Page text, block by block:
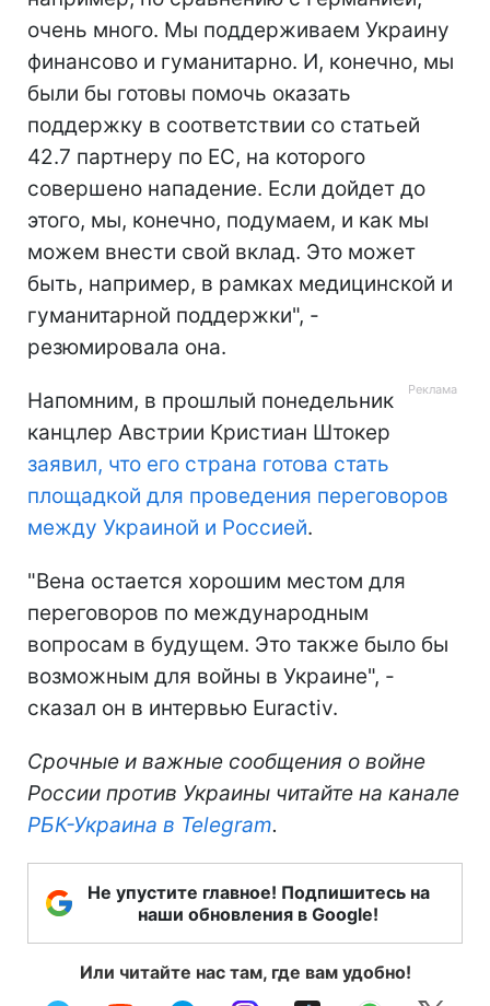
очень много. Мы поддерживаем Украину
финансово и гуманитарно. И, конечно, мы
были бы готовы помочь оказать
поддержку в соответствии со статьей
42.7 партнеру по ЕС, на которого
совершено нападение. Если дойдет до
этого, мы, конечно, подумаем, и как мы
можем внести свой вклад. Это может
быть, например, в рамках медицинской и
гуманитарной поддержки", -
резюмировала она.
Напомним, в прошлый понедельник
канцлер Австрии Кристиан Штокер
заявил, что его страна готова стать
площадкой для проведения переговоров
между Украиной и Россией.
"Вена остается хорошим местом для
переговоров по международным
вопросам в будущем. Это также было бы
возможным для войны в Украине", -
сказал он в интервью Euractiv.
Срочные и важные сообщения о войне
России против Украины читайте на канале
РБК-Украина в Telegram.
Не упустите главное! Подпишитесь на
наши обновления в Google!
Или читайте нас там, где вам удобно!